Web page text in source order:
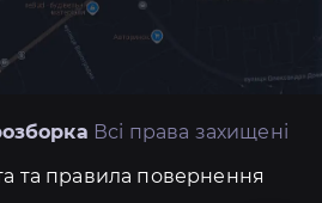
Всі права захищені
та правила повернення